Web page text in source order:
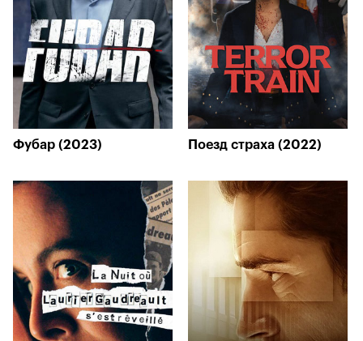
Фубар (2023) Поезд страха (2022)